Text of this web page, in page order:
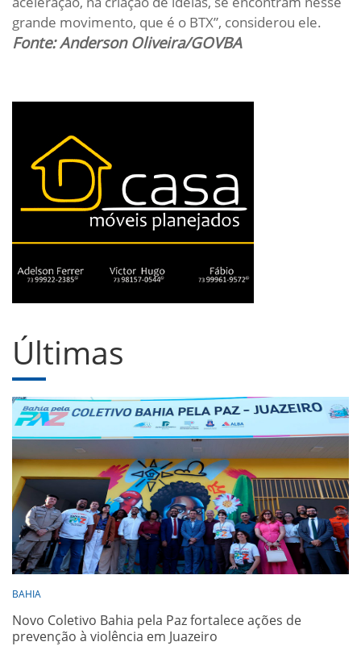
grande movimento, que é o BTX”, considerou ele.
Fonte: Anderson Oliveira/GOVBA
Últimas
BAHIA
Novo Coletivo Bahia pela Paz fortalece ações de
prevenção à violência em Juazeiro